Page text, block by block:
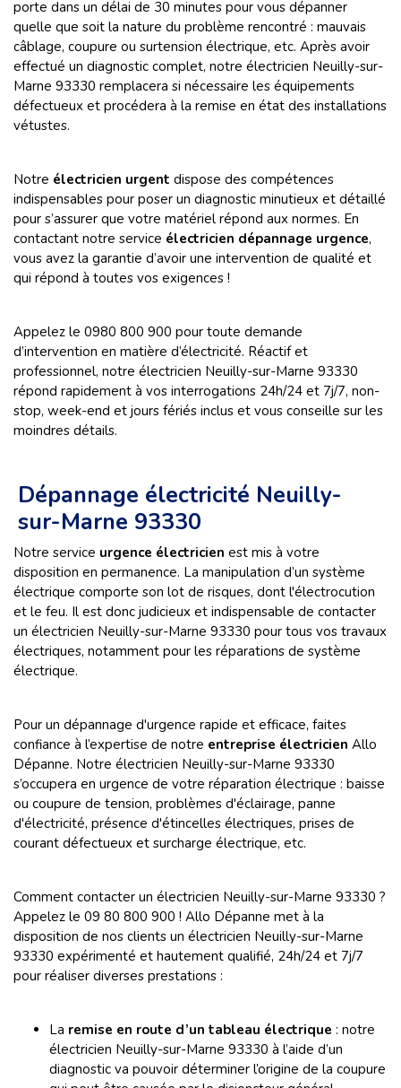
porte dans un délai de 30 minutes pour vous dépanner
quelle que soit la nature du problème rencontré : mauvais
câblage, coupure ou surtension électrique, etc. Après avoir
effectué un diagnostic complet, notre électricien Neuilly-sur-
Marne 93330 remplacera si nécessaire les équipements
défectueux et procédera à la remise en état des installations
vétustes.
Notre électricien urgent dispose des compétences
indispensables pour poser un diagnostic minutieux et détaillé
pour s’assurer que votre matériel répond aux normes. En
contactant notre service électricien dépannage urgence,
vous avez la garantie d’avoir une intervention de qualité et
qui répond à toutes vos exigences !
Appelez le 0980 800 900 pour toute demande
d’intervention en matière d’électricité. Réactif et
professionnel, notre électricien Neuilly-sur-Marne 93330
répond rapidement à vos interrogations 24h/24 et 7j/7, non-
stop, week-end et jours fériés inclus et vous conseille sur les
moindres détails.
Dépannage électricité Neuilly-
sur-Marne 93330
Notre service urgence électricien est mis à votre
disposition en permanence. La manipulation d’un système
électrique comporte son lot de risques, dont l'électrocution
et le feu. Il est donc judicieux et indispensable de contacter
un électricien Neuilly-sur-Marne 93330 pour tous vos travaux
électriques, notamment pour les réparations de système
électrique.
Pour un dépannage d'urgence rapide et efficace, faites
confiance à l’expertise de notre entreprise électricien Allo
Dépanne. Notre électricien Neuilly-sur-Marne 93330
s’occupera en urgence de votre réparation électrique : baisse
ou coupure de tension, problèmes d'éclairage, panne
d'électricité, présence d'étincelles électriques, prises de
courant défectueux et surcharge électrique, etc.
Comment contacter un électricien Neuilly-sur-Marne 93330 ?
Appelez le 09 80 800 900 ! Allo Dépanne met à la
disposition de nos clients un électricien Neuilly-sur-Marne
93330 expérimenté et hautement qualifié, 24h/24 et 7j/7
pour réaliser diverses prestations :
La remise en route d’un tableau électrique : notre
électricien Neuilly-sur-Marne 93330 à l’aide d’un
diagnostic va pouvoir déterminer l’origine de la coupure